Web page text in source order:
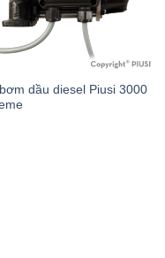
dầu diesel Piusi 3000